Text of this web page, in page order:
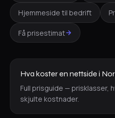
Hjemmeside til bedrift
Få prisestimat
Hva koster en nettside i
Full prisguide — prisklasser,
skjulte kostnader.